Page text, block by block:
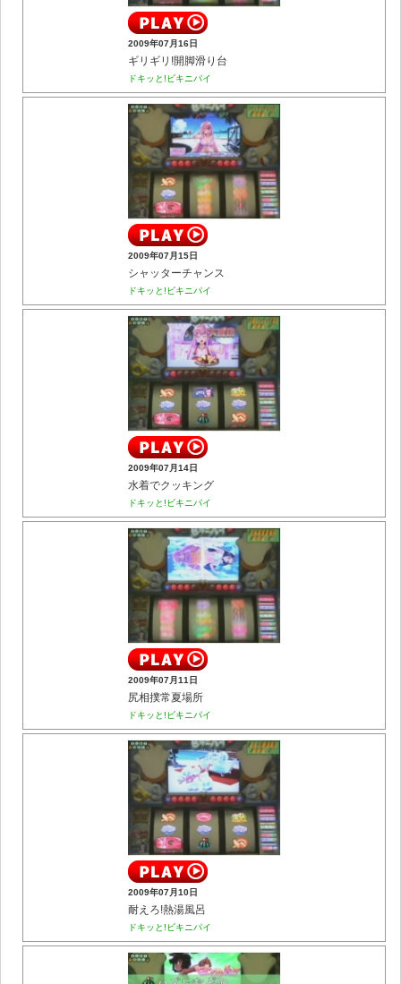
2009年07月16日
ギリギリ!開脚滑り台
ドキッと!ビキニパイ
2009年07月15日
シャッターチャンス
ドキッと!ビキニパイ
2009年07月14日
水着でクッキング
ドキッと!ビキニパイ
2009年07月11日
尻相撲常夏場所
ドキッと!ビキニパイ
2009年07月10日
耐えろ!熱湯風呂
ドキッと!ビキニパイ